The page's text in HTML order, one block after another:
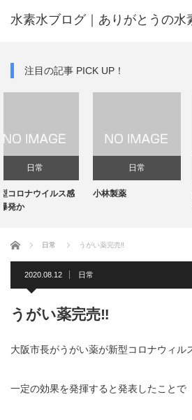
水素水ブログ｜ありがとうの水
注目の記事 PICK UP！
ウイルス感 小林製薬
バス
ホーム 日常 うがい薬完売‼️
2020.08.12 日常
うがい薬完売‼️
大阪市長がうがい薬が新型コロナウィル
一定の効果を発揮すると発表したことで